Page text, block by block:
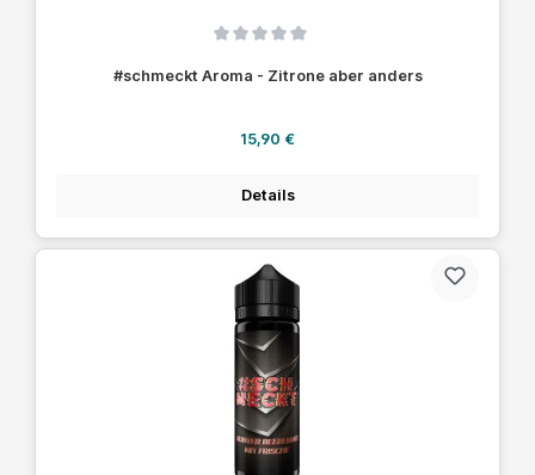
#schmeckt Aroma - Zitrone aber anders
Regulärer Preis:
15,90 €
Details